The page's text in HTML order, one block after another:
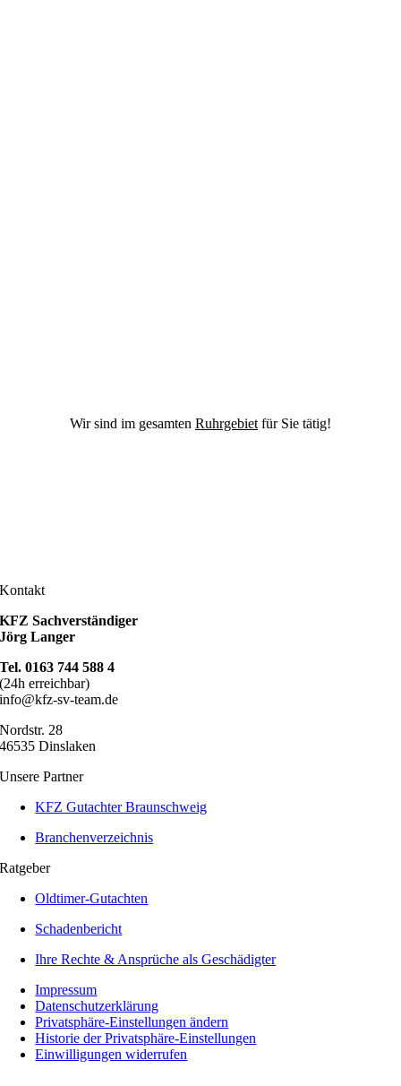
Wir sind im gesamten Ruhrgebiet für Sie tätig!
Kontakt
KFZ Sachverständiger
Jörg Langer
Tel. 0163 744 588 4
(24h erreichbar)
info@kfz-sv-team.de
Nordstr. 28
46535 Dinslaken
Unsere Partner
KFZ Gutachter Braunschweig
Branchenverzeichnis
Ratgeber
Oldtimer-Gutachten
Schadenbericht
Ihre Rechte & Ansprüche als Geschädigter
Impressum
Datenschutzerklärung
Privatsphäre-Einstellungen ändern
Historie der Privatsphäre-Einstellungen
Einwilligungen widerrufen